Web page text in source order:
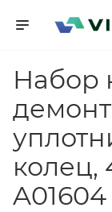
Набор
колец,
A01604